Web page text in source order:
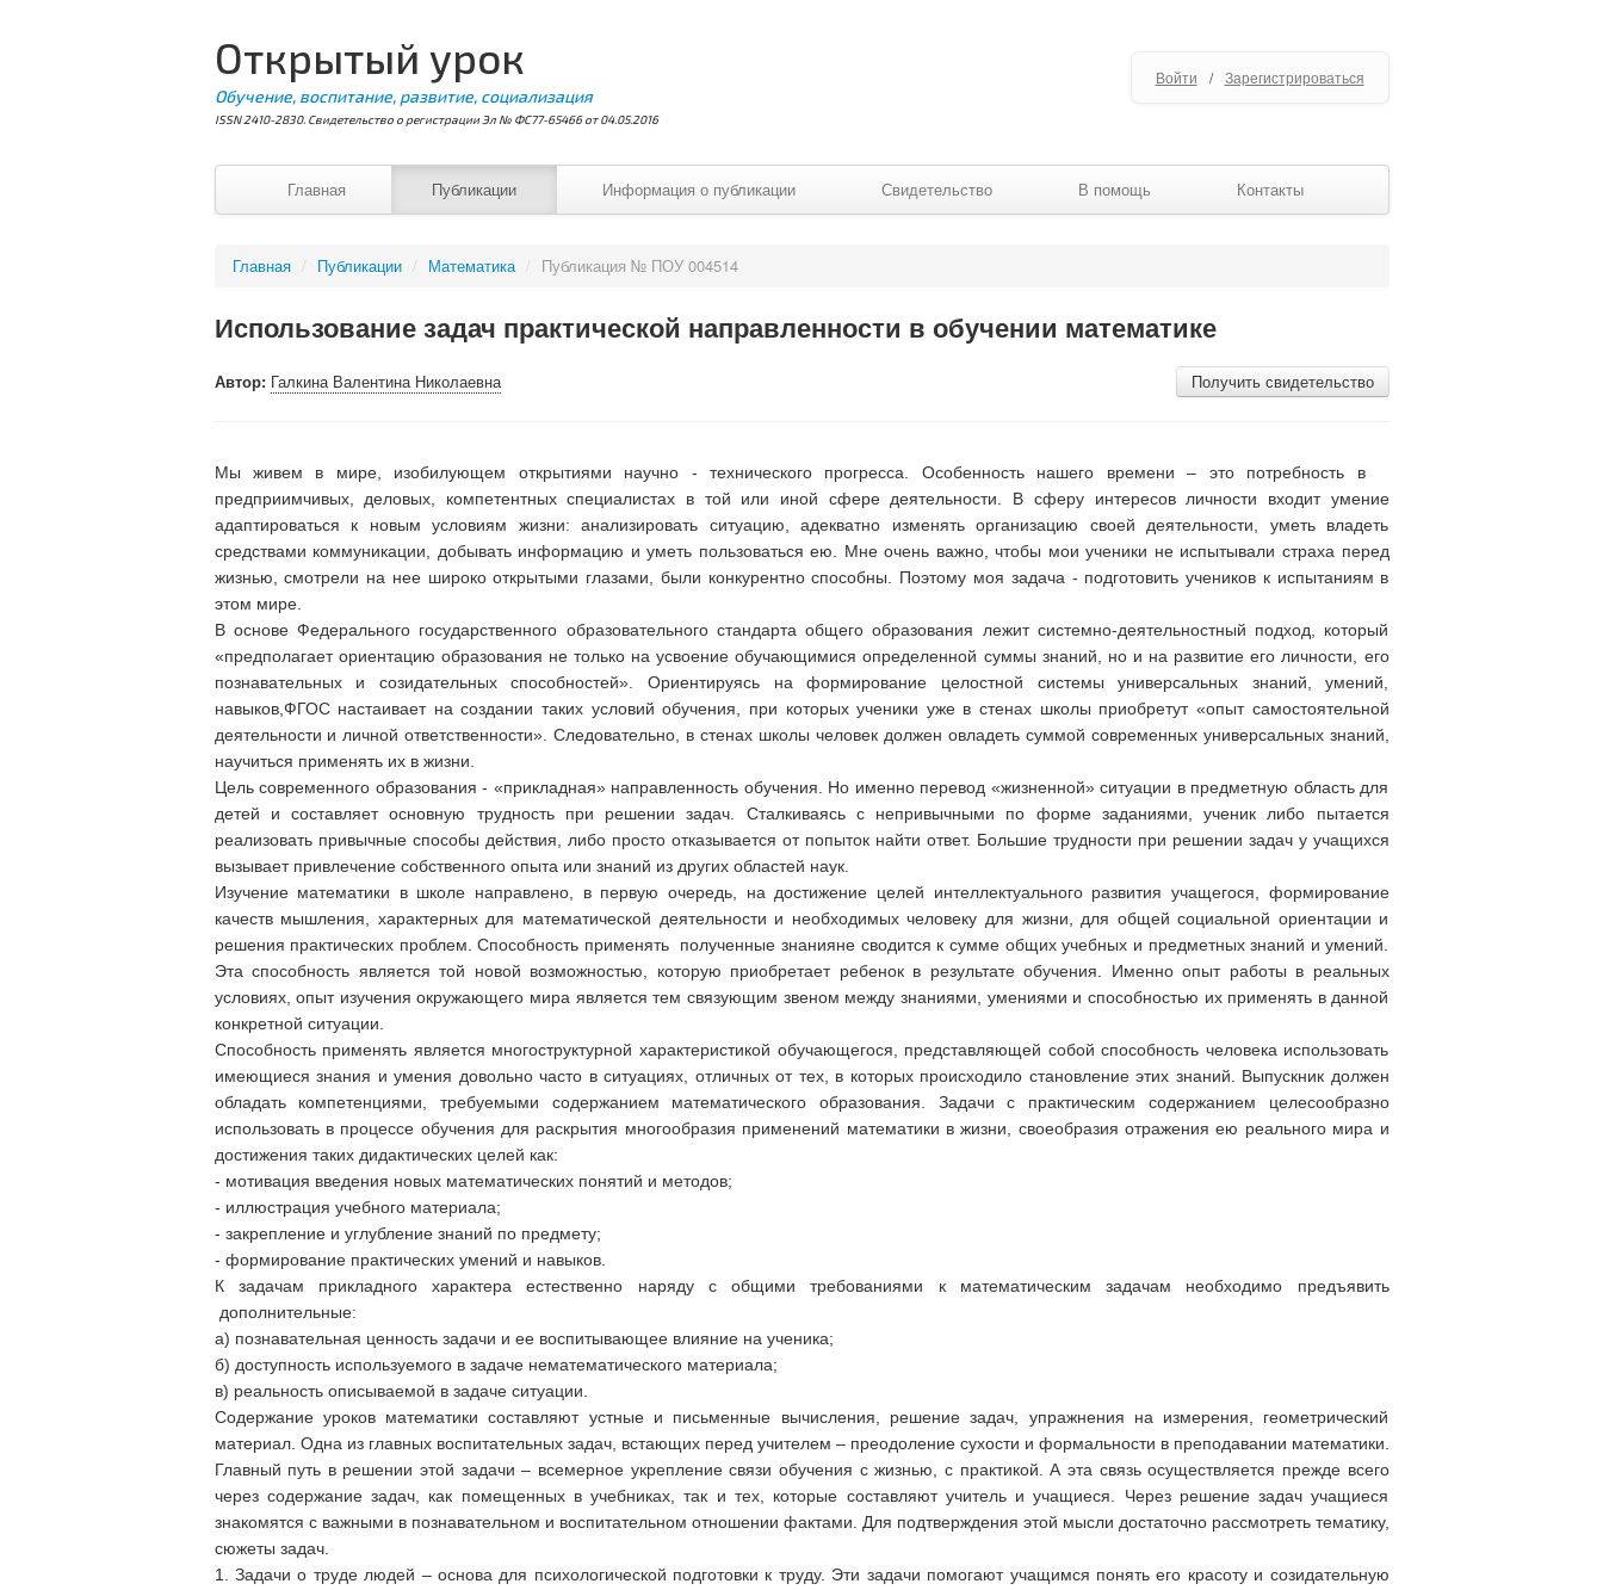
Открытый урок
Обучение, воспитание, развитие, социализация
ISSN 2410-2830. Свидетельство о регистрации Эл № ФС77-65466 от 04.05.2016
Войти / Зарегистрироваться
Главная Публикации Информация о публикации Свидетельство В помощь Контакты
Главная / Публикации / Математика / Публикация № ПОУ 004514
Использование задач практической направленности в обучении математике
Получить свидетельство
Автор: Галкина Валентина Николаевна
Мы живем в мире, изобилующем открытиями научно - технического прогресса. Особенность нашего времени – это потребность в
предприимчивых, деловых, компетентных специалистах в той или иной сфере деятельности. В сферу интересов личности входит умение
адаптироваться к новым условиям жизни: анализировать ситуацию, адекватно изменять организацию своей деятельности, уметь владеть
средствами коммуникации, добывать информацию и уметь пользоваться ею. Мне очень важно, чтобы мои ученики не испытывали страха перед
жизнью, смотрели на нее широко открытыми глазами, были конкурентно способны. Поэтому моя задача - подготовить учеников к испытаниям в
этом мире.
В основе Федерального государственного образовательного стандарта общего образования лежит системно-деятельностный подход, который
«предполагает ориентацию образования не только на усвоение обучающимися определенной суммы знаний, но и на развитие его личности, его
познавательных и созидательных способностей». Ориентируясь на формирование целостной системы универсальных знаний, умений,
навыков,ФГОС настаивает на создании таких условий обучения, при которых ученики уже в стенах школы приобретут «опыт самостоятельной
деятельности и личной ответственности». Следовательно, в стенах школы человек должен овладеть суммой современных универсальных знаний,
научиться применять их в жизни.
Цель современного образования - «прикладная» направленность обучения. Но именно перевод «жизненной» ситуации в предметную область для
детей и составляет основную трудность при решении задач. Сталкиваясь с непривычными по форме заданиями, ученик либо пытается
реализовать привычные способы действия, либо просто отказывается от попыток найти ответ. Большие трудности при решении задач у учащихся
вызывает привлечение собственного опыта или знаний из других областей наук.
Изучение математики в школе направлено, в первую очередь, на достижение целей интеллектуального развития учащегося, формирование
качеств мышления, характерных для математической деятельности и необходимых человеку для жизни, для общей социальной ориентации и
решения практических проблем. Способность применять полученные знанияне сводится к сумме общих учебных и предметных знаний и умений.
Эта способность является той новой возможностью, которую приобретает ребенок в результате обучения. Именно опыт работы в реальных
условиях, опыт изучения окружающего мира является тем связующим звеном между знаниями, умениями и способностью их применять в данной
конкретной ситуации.
Способность применять является многоструктурной характеристикой обучающегося, представляющей собой способность человека использовать
имеющиеся знания и умения довольно часто в ситуациях, отличных от тех, в которых происходило становление этих знаний. Выпускник должен
обладать компетенциями, требуемыми содержанием математического образования. Задачи с практическим содержанием целесообразно
использовать в процессе обучения для раскрытия многообразия применений математики в жизни, своеобразия отражения ею реального мира и
достижения таких дидактических целей как:
- мотивация введения новых математических понятий и методов;
- иллюстрация учебного материала;
- закрепление и углубление знаний по предмету;
- формирование практических умений и навыков.
К задачам прикладного характера естественно наряду с общими требованиями к математическим задачам необходимо предъявить
дополнительные:
а) познавательная ценность задачи и ее воспитывающее влияние на ученика;
б) доступность используемого в задаче нематематического материала;
в) реальность описываемой в задаче ситуации.
Содержание уроков математики составляют устные и письменные вычисления, решение задач, упражнения на измерения, геометрический
материал. Одна из главных воспитательных задач, встающих перед учителем – преодоление сухости и формальности в преподавании математики.
Главный путь в решении этой задачи – всемерное укрепление связи обучения с жизнью, с практикой. А эта связь осуществляется прежде всего
через содержание задач, как помещенных в учебниках, так и тех, которые составляют учитель и учащиеся. Через решение задач учащиеся
знакомятся с важными в познавательном и воспитательном отношении фактами. Для подтверждения этой мысли достаточно рассмотреть тематику,
сюжеты задач.
1. Задачи о труде людей – основа для психологической подготовки к труду. Эти задачи помогают учащимся понять его красоту и созидательную